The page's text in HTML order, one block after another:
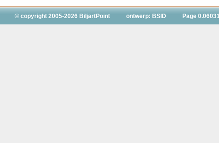
© copyright 2005-2026 BiljartPoint ontwerp: BSID Page